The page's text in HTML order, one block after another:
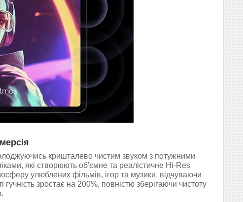
кришталево чистим звуком з потужними
які створюють об'ємне та реалістичне Hi-Res
улюблених фільмів, ігор та музики, відчуваючи
зростає на 200%, повністю зберігаючи чистоту